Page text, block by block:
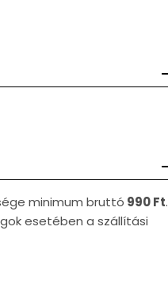
minimum bruttó 990 Ft.
esetében a szállítási